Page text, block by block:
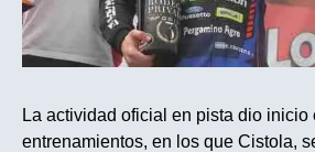
La actividad oficial en pista dio inicio
entrenamientos, en los que Cistola,